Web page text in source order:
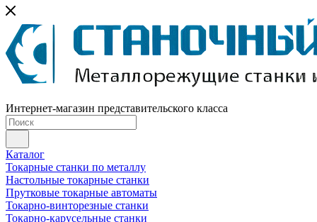
Интернет-магазин представительского класса
Каталог
Токарные станки по металлу
Настольные токарные станки
Прутковые токарные автоматы
Токарно-винторезные станки
Токарно-карусельные станки